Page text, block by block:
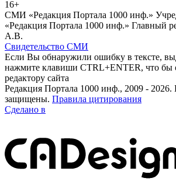
16+
СМИ «Редакция Портала 1000 инф.»
«Редакция Портала 1000 инф.» Главный
А.В.
Свидетельство СМИ
Если Вы обнаружили ошибку в тексте,
нажмите клавиши CTRL+ENTER, что бы
редактору сайта
Редакция Портала 1000 инф., 2009 - 2026.
защищены. Правила цитирования
Сделано в